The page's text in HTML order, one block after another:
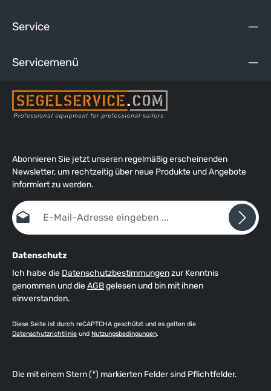
Service
Servicemenü
Abonnieren Sie jetzt unseren regelmäßig erscheinenden
Newsletter, um rechtzeitig über neue Produkte und Angebote
informiert zu werden.
E-Mail-Adresse*
Datenschutz
Ich habe die Datenschutzbestimmungenzur Kenntnis
genommen und dieAGBgelesen und bin mit ihnen
einverstanden.
Diese Seite ist durch reCAPTCHA geschützt und es gelten die
Datenschutzrichtlinie und Nutzungsbedingungen.
Die mit einem Stern (*) markierten Felder sind Pflichtfelder.